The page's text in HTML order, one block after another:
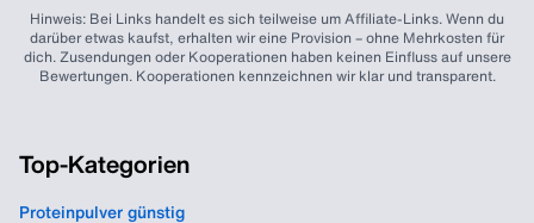
Hinweis: Bei Links handelt es sich teilweise um Affiliate-Links. Wenn du
darüber etwas kaufst, erhalten wir eine Provision – ohne Mehrkosten für
dich. Zusendungen oder Kooperationen haben keinen Einfluss auf unsere
Bewertungen. Kooperationen kennzeichnen wir klar und transparent.
Top-Kategorien
Proteinpulver günstig